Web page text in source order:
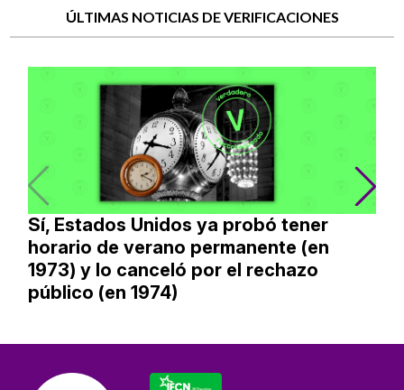
ÚLTIMAS NOTICIAS DE VERIFICACIONES
Sí, Estados Unidos ya probó tener
horario de verano permanente (en
1973) y lo canceló por el rechazo
público (en 1974)